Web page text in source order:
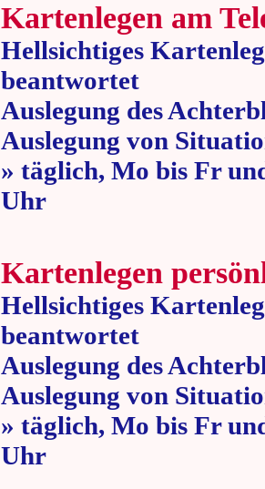
Kartenlegen am
Hellsichtiges
beantwortet
Auslegung des
Auslegung von
» täglich, Mo bis Fr
Uhr » 80
Kartenlegen
Hellsichtiges
beantwortet
Auslegung des
Auslegung von
» täglich, Mo bis Fr
Uhr » 80